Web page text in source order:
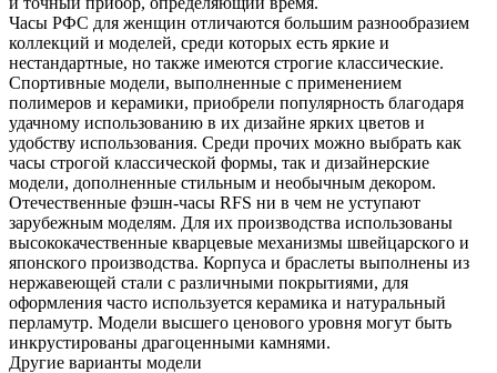
Часы РФС для женщин отличаются большим разнообразием
коллекций и моделей, среди которых есть яркие и
нестандартные, но также имеются строгие классические.
Спортивные модели, выполненные с применением
полимеров и керамики, приобрели популярность благодаря
удачному использованию в их дизайне ярких цветов и
удобству использования. Среди прочих можно выбрать как
часы строгой классической формы, так и дизайнерские
модели, дополненные стильным и необычным декором.
Отечественные фэшн-часы RFS ни в чем не уступают
зарубежным моделям. Для их производства использованы
высококачественные кварцевые механизмы швейцарского и
японского производства. Корпуса и браслеты выполнены из
нержавеющей стали с различными покрытиями, для
оформления часто используется керамика и натуральный
перламутр. Модели высшего ценового уровня могут быть
инкрустированы драгоценными камнями.
Другие варианты модели